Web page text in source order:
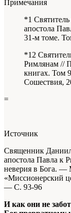
Примечания
*1
апостола
31-м томе.
*12
Римлянам //
книгах. Том
Сошествия,
=
Источник
Священник
апостола Павла к
неверия в Бога. —
«Миссионерский
— С. 93-96
И как они не